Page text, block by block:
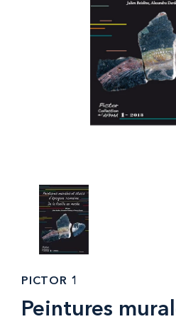
PICTOR 1
Peintures